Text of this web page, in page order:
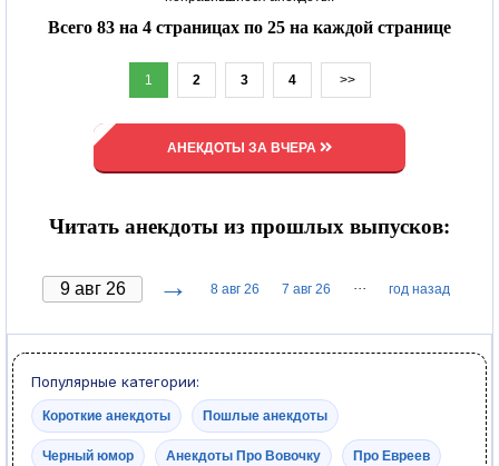
Всего 83 на 4 страницах по 25 на каждой странице
1 2 3 4 >>
АНЕКДОТЫ ЗА ВЧЕРА
Читать анекдоты из прошлых выпусков:
→ 8 авг 26 7 авг 26 ··· год назад
Популярные категории:
Короткие анекдоты Пошлые анекдоты
Черный юмор Анекдоты Про Вовочку Про Евреев